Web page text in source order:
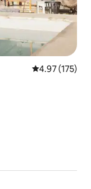
レビュー175
4.97 (175)